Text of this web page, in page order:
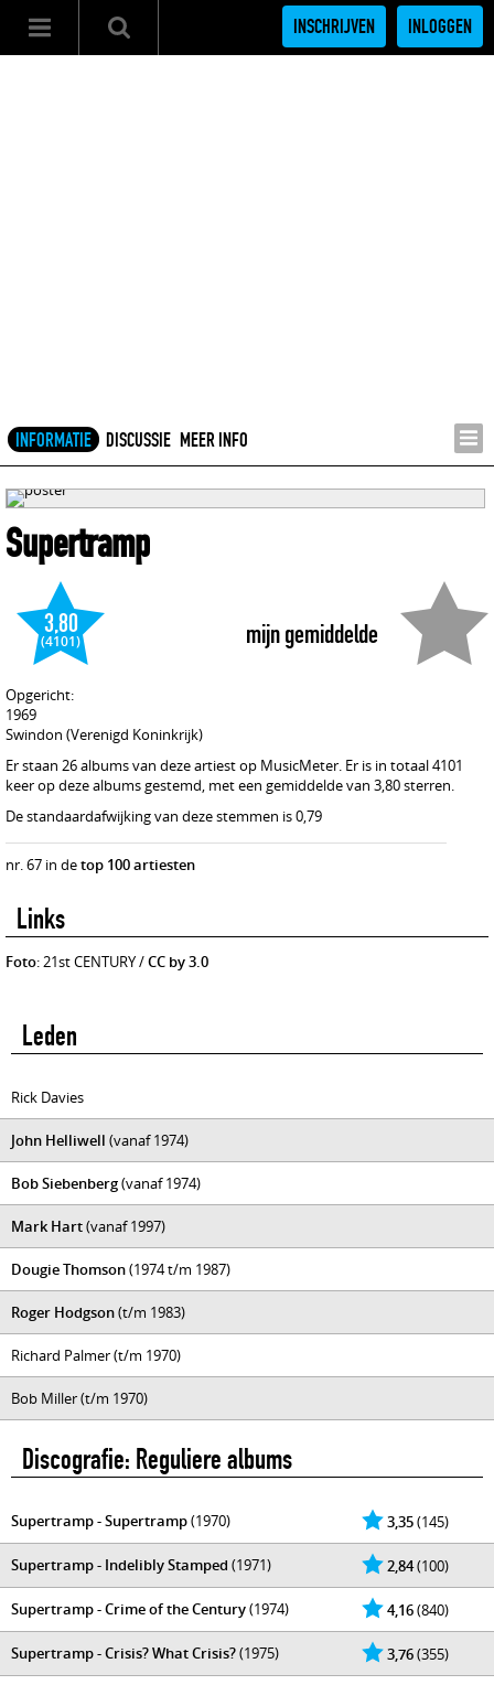
INSCHRIJVEN INLOGGEN
INFORMATIE DISCUSSIE MEER INFO
Supertramp
mijn gemiddelde
3,80
(4101)
Opgericht:
1969
Swindon (Verenigd Koninkrijk)
Er staan 26 albums van deze artiest op MusicMeter. Er is in totaal 4101
keer op deze albums gestemd, met een gemiddelde van 3,80 sterren.
De standaardafwijking van deze stemmen is 0,79
nr. 67 in detop 100 artiesten
Links
Foto: 21st CENTURY /CC by 3.0
Leden
Rick Davies
John Helliwell (vanaf 1974)
Bob Siebenberg(vanaf 1974)
Mark Hart(vanaf 1997)
Dougie Thomson(1974 t/m 1987)
Roger Hodgson(t/m 1983)
Richard Palmer (t/m 1970)
Bob Miller (t/m 1970)
Discografie: Reguliere albums
3,35(145)
Supertramp - Supertramp(1970)
2,84(100)
Supertramp - Indelibly Stamped (1971)
4,16(840)
Supertramp - Crime of the Century(1974)
3,76(355)
Supertramp - Crisis? What Crisis?(1975)